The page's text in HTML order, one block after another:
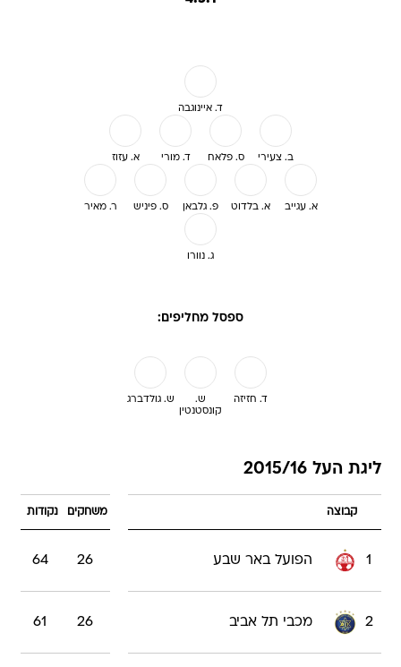
ד. איינוגבה
א. עזוז ד. מורי ס. פלאח ב. צעירי
ר. מאיר ס. פיניש פ. גלבאן א. בלדוט א. עגייב
ג. נוורו
ספסל מחליפים:
ש. גולדברג
ש.
קונסטנטין
ד. חזיזה
ליגת העל 2015/16
קבוצה משחקים נקודות
1 הפועל באר שבע 26
64
2 מכבי תל אביב 26
61